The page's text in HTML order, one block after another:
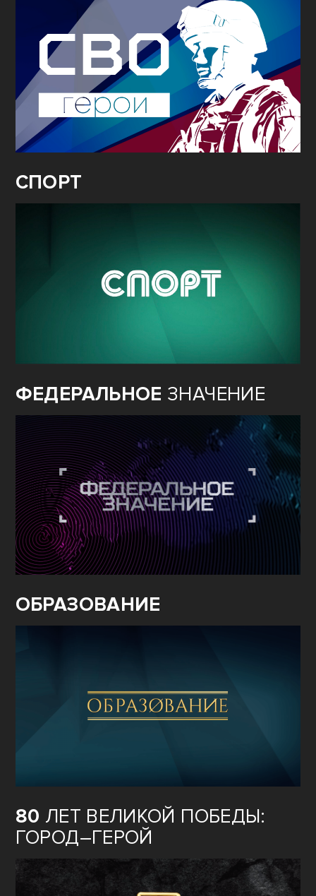
СПОРТ
ФЕДЕРАЛЬНОЕ ЗНАЧЕНИЕ
ОБРАЗОВАНИЕ
80 ЛЕТ ВЕЛИКОЙ ПОБЕДЫ:
ГОРОД–ГЕРОЙ